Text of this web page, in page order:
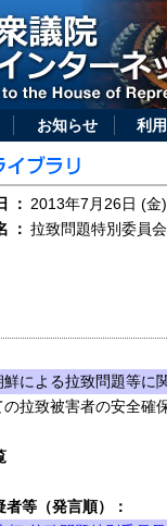
お知らせ 利
： 2013年7月26日 (金)
： 拉致問題特別委員
鮮による拉致問題等に
の拉致被害者の安全確
者等（発言順）：